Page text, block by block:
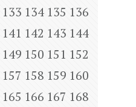
133 134 135 136
141 142 143 144
149 150 151 152
157 158 159 160
165 166 167 168